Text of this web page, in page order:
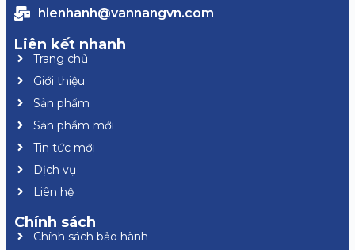
hienhanh@vannangvn.com
Liên kết nhanh
Trang chủ
Giới thiệu
Sản phẩm
Sản phẩm mới
Tin tức mới
Dịch vụ
Liên hệ
Chính sách
Chính sách bảo hành